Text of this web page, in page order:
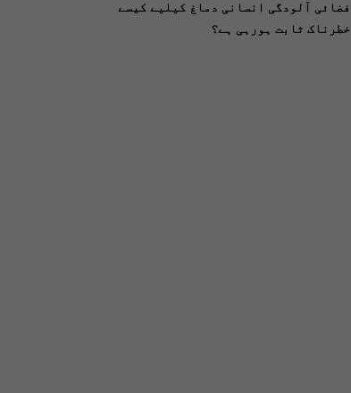
فضائی آلودگی انسانی دماغ کیلیے کیسے
خطرناک ثابت ہورہی ہے؟